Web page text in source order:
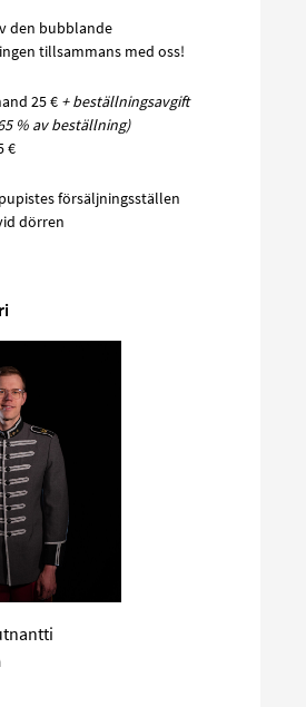
den bubblande
tillsammans med oss!
25 € + beställningsavgift
% av beställning)
€
försäljningsställen
dörren